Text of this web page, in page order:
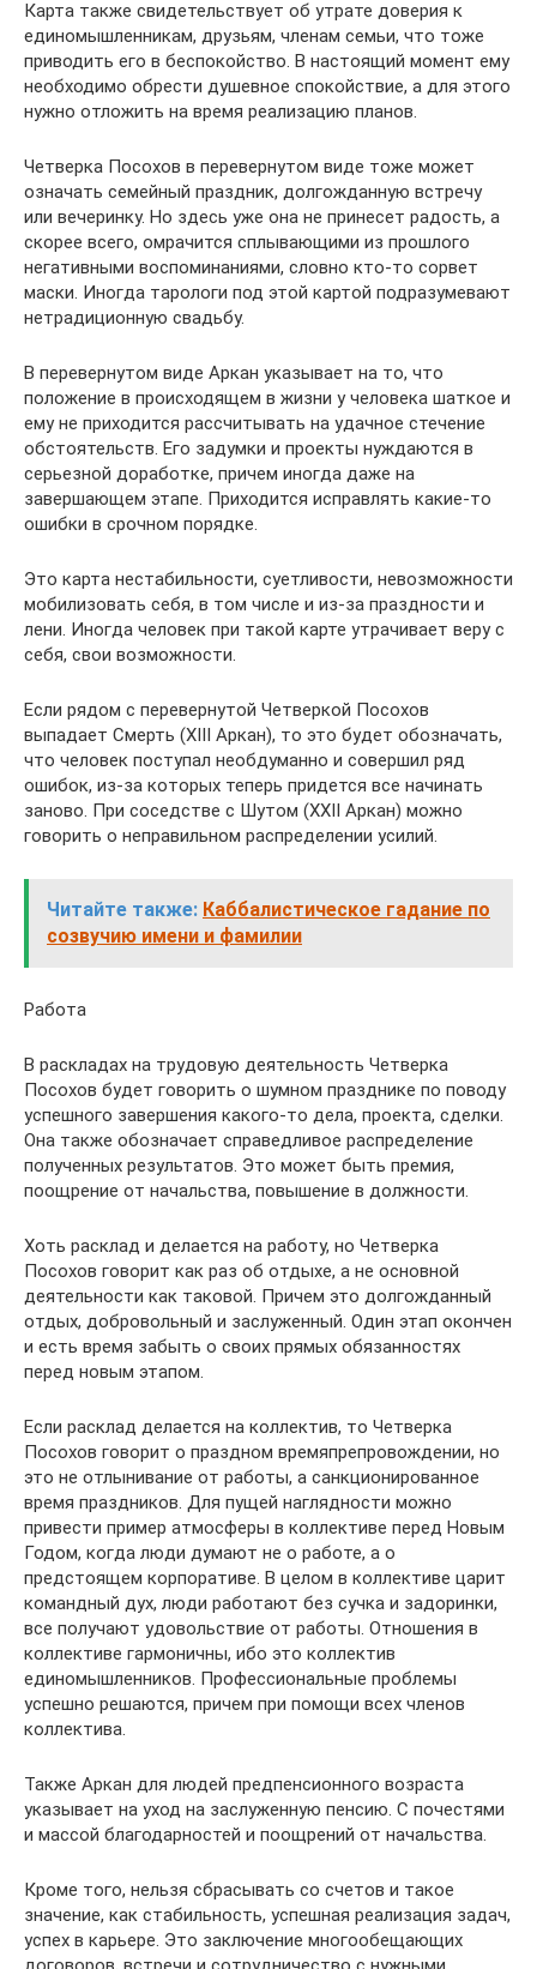
Карта также свидетельствует об утрате доверия к
единомышленникам, друзьям, членам семьи, что тоже
приводить его в беспокойство. В настоящий момент ему
необходимо обрести душевное спокойствие, а для этого
нужно отложить на время реализацию планов.
Четверка Посохов в перевернутом виде тоже может
означать семейный праздник, долгожданную встречу
или вечеринку. Но здесь уже она не принесет радость, а
скорее всего, омрачится сплывающими из прошлого
негативными воспоминаниями, словно кто-то сорвет
маски. Иногда тарологи под этой картой подразумевают
нетрадиционную свадьбу.
В перевернутом виде Аркан указывает на то, что
положение в происходящем в жизни у человека шаткое и
ему не приходится рассчитывать на удачное стечение
обстоятельств. Его задумки и проекты нуждаются в
серьезной доработке, причем иногда даже на
завершающем этапе. Приходится исправлять какие-то
ошибки в срочном порядке.
Это карта нестабильности, суетливости, невозможности
мобилизовать себя, в том числе и из-за праздности и
лени. Иногда человек при такой карте утрачивает веру с
себя, свои возможности.
Если рядом с перевернутой Четверкой Посохов
выпадает Смерть (XIII Аркан), то это будет обозначать,
что человек поступал необдуманно и совершил ряд
ошибок, из-за которых теперь придется все начинать
заново. При соседстве с Шутом (XXII Аркан) можно
говорить о неправильном распределении усилий.
Читайте также: Каббалистическое гадание по
созвучию имени и фамилии
Работа
В раскладах на трудовую деятельность Четверка
Посохов будет говорить о шумном празднике по поводу
успешного завершения какого-то дела, проекта, сделки.
Она также обозначает справедливое распределение
полученных результатов. Это может быть премия,
поощрение от начальства, повышение в должности.
Хоть расклад и делается на работу, но Четверка
Посохов говорит как раз об отдыхе, а не основной
деятельности как таковой. Причем это долгожданный
отдых, добровольный и заслуженный. Один этап окончен
и есть время забыть о своих прямых обязанностях
перед новым этапом.
Если расклад делается на коллектив, то Четверка
Посохов говорит о праздном времяпрепровождении, но
это не отлынивание от работы, а санкционированное
время праздников. Для пущей наглядности можно
привести пример атмосферы в коллективе перед Новым
Годом, когда люди думают не о работе, а о
предстоящем корпоративе. В целом в коллективе царит
командный дух, люди работают без сучка и задоринки,
все получают удовольствие от работы. Отношения в
коллективе гармоничны, ибо это коллектив
единомышленников. Профессиональные проблемы
успешно решаются, причем при помощи всех членов
коллектива.
Также Аркан для людей предпенсионного возраста
указывает на уход на заслуженную пенсию. С почестями
и массой благодарностей и поощрений от начальства.
Кроме того, нельзя сбрасывать со счетов и такое
значение, как стабильность, успешная реализация задач,
успех в карьере. Это заключение многообещающих